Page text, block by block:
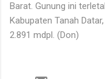
Barat. Gunung ini
Kabupaten Tanah
2.891 mdpl. (Don)